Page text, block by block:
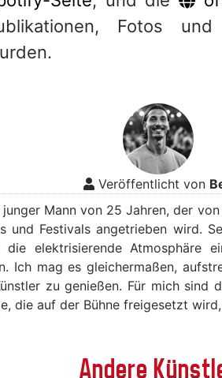
Fotos
Veröffentlicht von
Mann von 25 Jahren, der
und Festivals angetrieben wird.
die elektrisierende Atmosphäre
Ich mag es gleichermaßen,
zu genießen. Für mich sind
die auf der Bühne freigesetzt
Andere